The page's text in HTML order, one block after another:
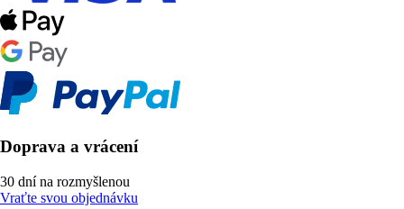
Doprava a vrácení
30 dní na rozmyšlenou
Vraťte svou objednávku